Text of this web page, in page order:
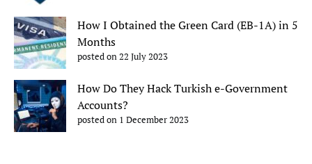
How I Obtained the Green Card (EB-1A) in 5
Months
posted on 22 July 2023
How Do They Hack Turkish e-Government
Accounts?
posted on 1 December 2023